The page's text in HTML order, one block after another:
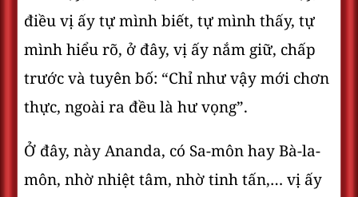
điều vị ấy tự mình biết, tự mình thấy, tự
mình hiểu rõ, ở đây, vị ấy nắm giữ, chấp
trước và tuyên bố: “Chỉ như vậy mới chơn
thực, ngoài ra đều là hư vọng”.
Ở đây, này Ananda, có Sa-môn hay Bà-la-
môn, nhờ nhiệt tâm, nhờ tinh tấn,… vị ấy